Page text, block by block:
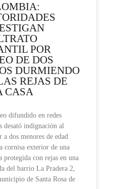
POR
DE DOS
DURMIENDO
REJAS DE
CASA
difundido en redes
desató indignación al
a dos menores de edad
cornisa exterior de una
protegida con rejas en una
del barrio La Pradera 2,
de Santa Rosa de